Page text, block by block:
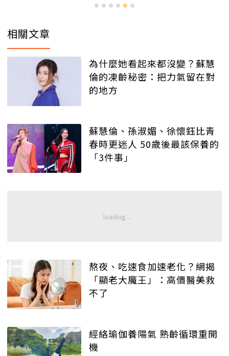
相關文章
為什麼她看起來都沒變？蘇慧
倫的凍齡秘密：把力氣留在對
的地方
蘇慧倫、孫淑媚、徐懷鈺比青
春時更迷人 50歲後最該保養的
「3件事」
熬夜、吃速食加速老化？網揭
「顯老大魔王」：高價醫美救
不了
經絡瑜伽養陽氣 熟齡循環重開
機